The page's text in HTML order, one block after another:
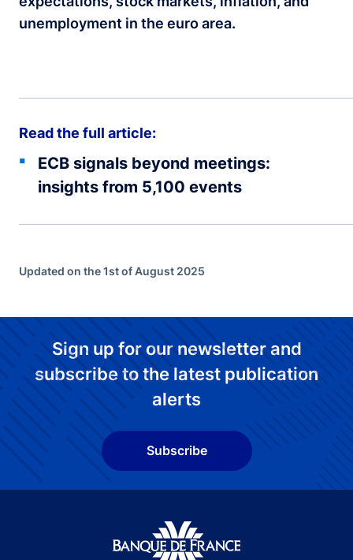
unemployment in the euro area.
Read the full article:
ECB signals beyond meetings:
insights from 5,100 events
Updated on the 1st of August 2025
Sign up for our newsletter and
subscribe to the latest publication
alerts
Subscribe